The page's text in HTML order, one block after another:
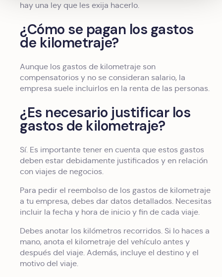
hay una ley que les exija hacerlo.
¿Cómo se pagan los gastos
de kilometraje?
Aunque los gastos de kilometraje son
compensatorios y no se consideran salario, la
empresa suele incluirlos en la renta de las personas.
¿Es necesario justificar los
gastos de kilometraje?
Sí. Es importante tener en cuenta que estos gastos
deben estar debidamente justificados y en relación
con viajes de negocios.
Para pedir el reembolso de los gastos de kilometraje
a tu empresa, debes dar datos detallados. Necesitas
incluir la fecha y hora de inicio y fin de cada viaje.
Debes anotar los kilómetros recorridos. Si lo haces a
mano, anota el kilometraje del vehículo antes y
después del viaje. Además, incluye el destino y el
motivo del viaje.